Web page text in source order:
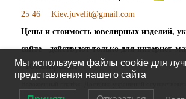
25 46
Kiev.juvelit@gmail.com
Цены и стоимость ювелирных изделий,
сайте - действуют только для интернет-
"ЮвелирЭлит".
Мы используем файлы cookie для
представления нашего сайта